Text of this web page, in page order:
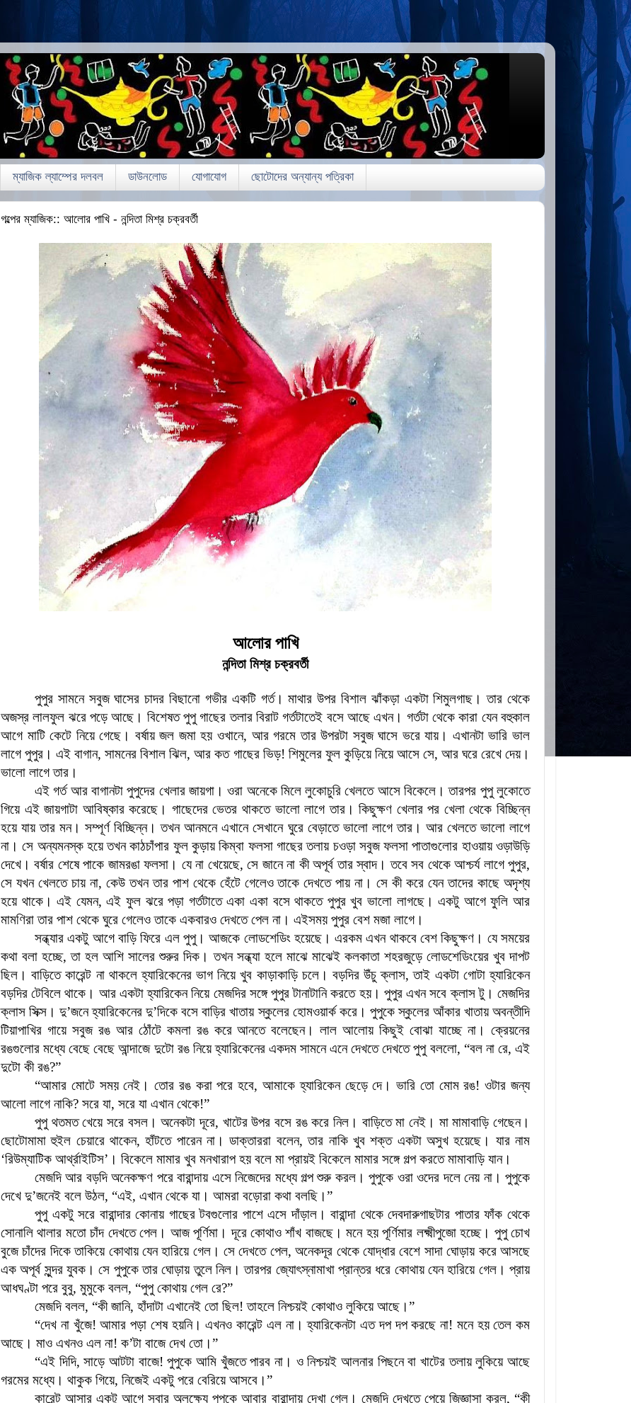
ম্যাজিক ল্যাম্পের দলবল ডাউনলোড যোগাযোগ ছোটোদের অন্যান্য পত্রিকা
গল্পের ম্যাজিক:: আলোর পাখি - নন্দিতা মিশ্র চক্রবর্তী
আলোর পাখি
নন্দিতা মিশ্র চক্রবর্তী
পুপুর সামনে সবুজ ঘাসের চাদর বিছানো গভীর একটি গর্ত। মাথার উপর বিশাল ঝাঁকড়া একটা শিমুলগাছ। তার থেকে
অজস্র লালফুল ঝরে পড়ে আছে। বিশেষত পুপু গাছের তলার বিরাট গর্তটাতেই বসে আছে এখন। গর্তটা থেকে কারা যেন বহুকাল
আগে মাটি কেটে নিয়ে গেছে। বর্ষায় জল জমা হয় ওখানে, আর গরমে তার উপরটা সবুজ ঘাসে ভরে যায়। এখানটা ভারি ভাল
লাগে পুপুর। এই বাগান,সামনের বিশাল ঝিল,আর কত গাছের ভিড়! শিমুলের ফুল কুড়িয়ে নিয়ে আসে সে, আর ঘরে রেখে দেয়।
ভালো লাগে তার।
এই গর্ত আর বাগানটা পুপুদের খেলার জায়গা। ওরা অনেকে মিলে লুকোচুরি খেলতে আসে বিকেলে। তারপর পুপু লুকোতে
গিয়ে এই জায়গাটা আবিষ্কার করেছে। গাছেদের ভেতর থাকতে ভালো লাগে তার। কিছুক্ষণ খেলার পর খেলা থেকে বিচ্ছিন্ন
হয়ে যায় তার মন। সম্পূর্ণ বিচ্ছিন্ন। তখন আনমনে এখানে সেখানে ঘুরে বেড়াতে ভালো লাগে তার। আর খেলতে ভালো লাগে
না। সে অন্যমনস্ক হয়ে তখন কাঠচাঁপার ফুল কুড়ায় কিম্বা ফলসা গাছের তলায় চওড়া সবুজ ফলসা পাতাগুলোর হাওয়ায় ওড়াউড়ি
দেখে। বর্ষার শেষে পাকে জামরঙা ফলসা। যে না খেয়েছে,সে জানে না কী অপূর্ব তার স্বাদ। তবে সব থেকে আশ্চর্য লাগে পুপুর,
সে যখন খেলতে চায় না, কেউ তখন তার পাশ থেকে হেঁটে গেলেও তাকে দেখতে পায় না। সে কী করে যেন তাদের কাছে অদৃশ্য
হয়ে থাকে। এই যেমন,এই ফুল ঝরে পড়া গর্তটাতে একা একা বসে থাকতে পুপুর খুব ভালো লাগছে। একটু আগে ফুলি আর
মামণিরা তার পাশ থেকে ঘুরে গেলেও তাকে একবারও দেখতে পেল না। এইসময় পুপুর বেশ মজা লাগে।
সন্ধ্যার একটু আগে বাড়ি ফিরে এল পুপু।আজকে লোডশেডিং হয়েছে। এরকম এখন থাকবে বেশ কিছুক্ষণ। যে সময়ের
কথা বলা হচ্ছে,তা হল আশি সালের শুরুর দিক। তখন সন্ধ্যা হলে মাঝে মাঝেই কলকাতা শহরজুড়ে লোডশেডিংয়ের খুব দাপট
ছিল। বাড়িতে কারেন্ট না থাকলে হ্যারিকেনের ভাগ নিয়ে খুব কাড়াকাড়ি চলে। বড়দির উঁচু ক্লাস,তাই একটা গোটা হ্যারিকেন
বড়দির টেবিলে থাকে। আর একটা হ্যারিকেন নিয়ে মেজদির সঙ্গে পুপুর টানাটানি করতে হয়। পুপুর এখন সবে ক্লাস টু। মেজদির
ক্লাস সিক্স। দু’জনে হ্যারিকেনের দু’দিকে বসে বাড়ির খাতায় স্কুলের হোমওয়ার্ক করে। পুপুকে স্কুলের আঁকার খাতায় অবন্তীদি
টিয়াপাখির গায়ে সবুজ রঙ আর ঠোঁটে কমলা রঙ করে আনতে বলেছেন। লাল আলোয় কিছুই বোঝা যাচ্ছে না। ক্রেয়নের
রঙগুলোর মধ্যে বেছে বেছে আন্দাজে দুটো রঙ নিয়ে হ্যারিকেনের একদম সামনে এনে দেখতে দেখতে পুপু বললো, “বল না রে,এই
দুটো কী রঙ?”
“আমার মোটে সময় নেই । তোর রঙ করা পরে হবে,আমাকে হ্যারিকেন ছেড়ে দে। ভারি তো মোম রঙ! ওটার জন্য
আলো লাগে নাকি? সরে যা, সরে যা এখান থেকে!”
পুপু থতমত খেয়ে সরে বসল। অনেকটা দূরে, খাটের উপর বসে রঙ করে নিল। বাড়িতে মা নেই। মা মামাবাড়ি গেছেন।
ছোটোমামা হুইল চেয়ারে থাকেন,হাঁটতে পারেন না। ডাক্তাররা বলেন,তার নাকি খুব শক্ত একটা অসুখ হয়েছে। যার নাম
‘রিউম্যাটিক আর্থ্রাইটিস’ । বিকেলে মামার খুব মনখারাপ হয় বলে মা প্রায়ই বিকেলে মামার সঙ্গে গল্প করতে মামাবাড়ি যান।
মেজদি আর বড়দি অনেকক্ষণ পরে বারান্দায় এসে নিজেদের মধ্যে গল্প শুরু করল। পুপুকে ওরা ওদের দলে নেয় না। পুপুকে
দেখে দু’জনেই বলে উঠল, “এই, এখান থেকে যা। আমরা বড়োরা কথা বলছি।”
পুপু একটু সরে বারান্দার কোনায় গাছের টবগুলোর পাশে এসে দাঁড়াল। বারান্দা থেকে দেবদারুগাছটার পাতার ফাঁক থেকে
সোনালি থালার মতো চাঁদ দেখতে পেল। আজ পূর্ণিমা। দূরে কোথাও শাঁখ বাজছে। মনে হয় পূর্ণিমার লক্ষ্মীপুজো হচ্ছে। পুপু চোখ
বুজে চাঁদের দিকে তাকিয়ে কোথায় যেন হারিয়ে গেল। সে দেখতে পেল,অনেকদূর থেকে যোদ্ধার বেশে সাদা ঘোড়ায় করে আসছে
এক অপূর্ব সুন্দর যুবক। সে পুপুকে তার ঘোড়ায় তুলে নিল। তারপর জ্যোৎস্নামাখা প্রান্তর ধরে কোথায় যেন হারিয়ে গেল। প্রায়
আধঘণ্টা পরে বুবু, মুমুকে বলল, “পুপু কোথায় গেল রে?”
মেজদি বলল, “কী জানি, হাঁদাটা এখানেই তো ছিল! তাহলে নিশ্চয়ই কোথাও লুকিয়ে আছে।”
“দেখ না খুঁজে! আমার পড়া শেষ হয়নি। এখনও কারেন্ট এল না। হ্যারিকেনটা এত দপ দপ করছে না! মনে হয় তেল কম
আছে। মাও এখনও এল না! ক’টা বাজে দেখ তো ।”
“এই দিদি,সাড়ে আটটা বাজে! পুপুকে আমি খুঁজতে পারব না। ও নিশ্চয়ই আলনার পিছনে বা খাটের তলায় লুকিয়ে আছে
গরমের মধ্যে। থাকুক গিয়ে, নিজেই একটু পরে বেরিয়ে আসবে ।”
কারেন্ট আসার একটু আগে সবার অলক্ষ্যে পুপুকে আবার বারান্দায় দেখা গেল। মেজদি দেখতে পেয়ে জিজ্ঞাসা করল, “কী